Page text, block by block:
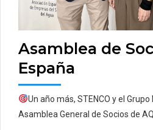
Asamblea de
España
Un año más, STENCO y el
Asamblea General de Socios de